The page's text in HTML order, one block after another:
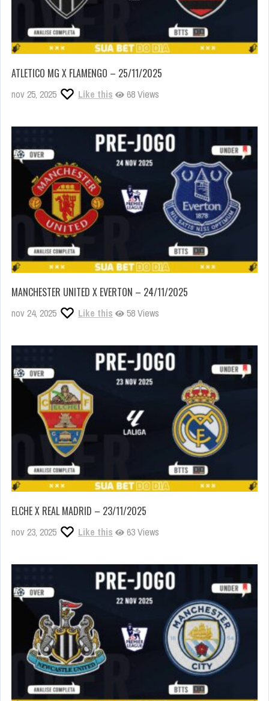
ATLETICO MG X FLAMENGO – 25/11/2025
nov 25, 2025 Like this 68 Views
MANCHESTER UNITED X EVERTON – 24/11/2025
nov 24, 2025 Like this 58 Views
ELCHE X REAL MADRID – 23/11/2025
nov 23, 2025 Like this 63 Views